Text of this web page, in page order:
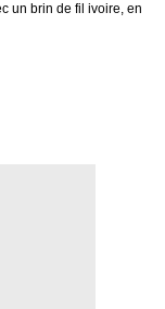
un brin de fil ivoire, en